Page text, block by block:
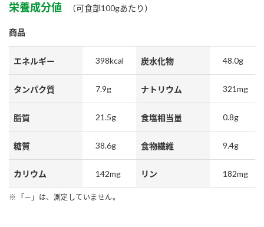
業務用サイト ミツカングループについて
栄養成分値 （可食部100gあたり）
商品
エネルギー 398kcal 炭水化物 48.0g
タンパク質 7.9g ナトリウム 321mg
脂質 21.5g 食塩相当量 0.8g
糖質 38.6g 食物繊維 9.4g
カリウム 142mg リン 182mg
「－」は、測定していません。